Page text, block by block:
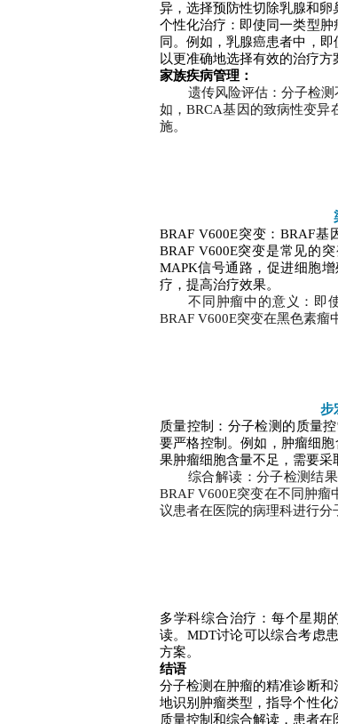
异，选择预防性切除乳腺和卵
个性化治疗：即使同一类型
同。例如，乳腺癌患者中，
以更准确地选择有效的治疗方
家族疾病管理：
遗传风险评估：分子检
如，BRCA基因的致病性变异
施。
BRAF V600E突变：BRAF
BRAF V600E突变是常见的
MAPK信号通路，促进细胞
疗，提高治疗效果。
不同肿瘤中的意义：即
BRAF V600E突变在黑色素瘤
步
质量控制：分子检测的质量
要严格控制。例如，肿瘤细
果肿瘤细胞含量不足，需要采
综合解读：分子检测结
BRAF V600E突变在不同肿
议患者在医院的病理科进行分
多学科综合治疗：每个星期
读。MDT讨论可以综合考虑
方案。
‌结语‌
分子检测在肿瘤的精准诊断
地识别肿瘤类型，指导个性
质量控制和综合解读，患者在